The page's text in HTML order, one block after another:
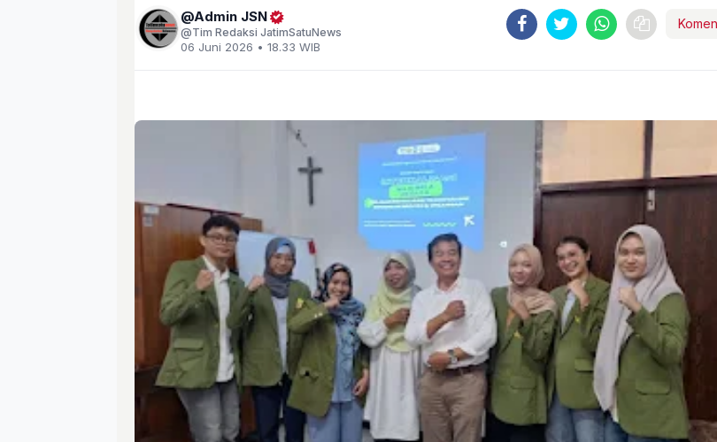
Admin JSN
Tim Redaksi JatimSatuNews
06 Juni 2026 • 18.33 WIB